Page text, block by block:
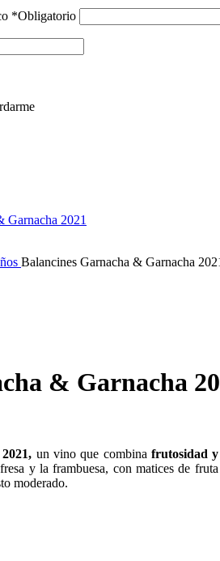
*Obligatorio
Balancines Garnacha & Garnacha
& Garnacha
un vino que combinafrutosidad
y la frambuesa, con matices de
moderado.